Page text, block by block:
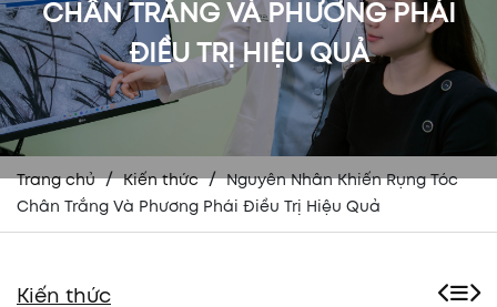
CHÂN TRẮNG VÀ PHƯƠNG PHÁI
ĐIỀU TRỊ HIỆU QUẢ
Trang chủ / Kiến thức /
Nguyên Nhân Khiến Rụng Tóc
Chân Trắng Và Phương Phái Điều Trị Hiệu Quả
Kiến thức